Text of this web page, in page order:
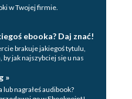
w Twojej firmie.
ebooka? Daj znać!
brakuje jakiegoś tytulu,
by jak najszybciej się u nas
»
lub nagrałeś audibook?